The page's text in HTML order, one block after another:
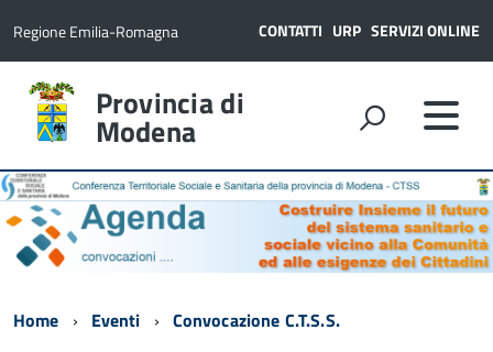
Regione Emilia-Romagna CONTATTI URP SERVIZI ONLINE
Provincia di
Modena
Home Eventi Convocazione C.T.S.S.